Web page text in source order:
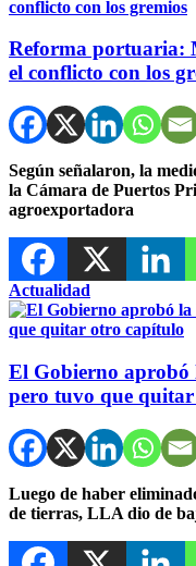
Reforma portuaria:
el conflicto con los
Según señalaron, la
la Cámara de Puertos
agroexportadora
Actualidad
El Gobierno aprobó
pero tuvo que
Luego de haber
de tierras, LLA dio de